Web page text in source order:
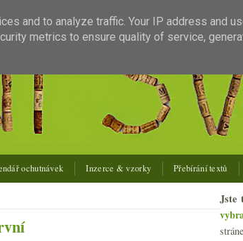
ochutnávek Inzerce & vzorky Přebírání textů
Jste
and to analyze traffic. Your IP address and
metrics to ensure quality of service,